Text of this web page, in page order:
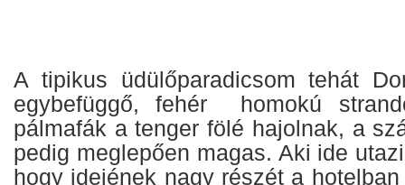
A tipikus üdülőparadicsom tehát
egybefüggő, fehér homokú
pálmafák a tenger fölé hajolnak, a
pedig meglepően magas. Aki ide
hogy idejének nagy részét a